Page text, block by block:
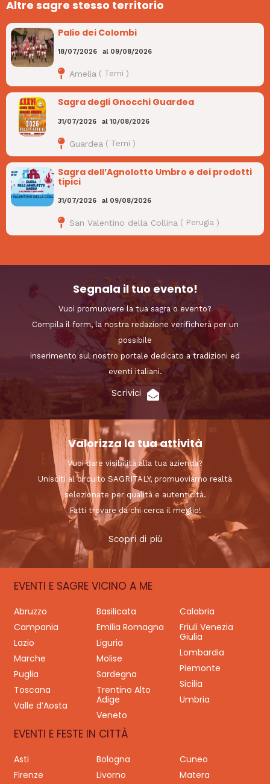
Altre sagre stesso territorio
Palio dei Colombi
18/07/2026 al 09/08/2026
Amelia ( Terni )
Sagra degli Gnocchi Guardea
31/07/2026 al 10/08/2026
Guardea ( Terni )
Sagra dell’Agnolotto Umbro e dei prodotti
tipici
31/07/2026 al 09/08/2026
San Valentino della Collina ( Perugia)
Segnala il tuo evento!
Vuoi promuovere la tua sagra o evento?
Compila il form, la nostra redazione verificherà per un
possibile
inserimento sul nostro portale dedicato a tradizioni ed
eventi italiani.
Scrivici
Valorizza la tua attività
Vuoi dare visibilità alla tua azienda?
Unisciti al circuito SAGRITALY, promuoviamo realtà
selezionate per qualità e autenticità.
Fatti trovare da chi cerca il meglio!
Scopri di più
EVENTI E SAGRE VICINO A ME
Abruzzo Basilicata
Calabria
Campania
Emilia Romagna
Friuli Venezia
Giulia
Lazio
Liguria
Lombardia
Marche
Molise
Piemonte
Puglia
Sardegna
Sicilia
Toscana
Trentino Alto
Adige
Umbria
Valle d’Aosta
Veneto
EVENTI E FESTE IN CITTÀ
Asti Bologna
Cuneo
Firenze
Livorno
Matera